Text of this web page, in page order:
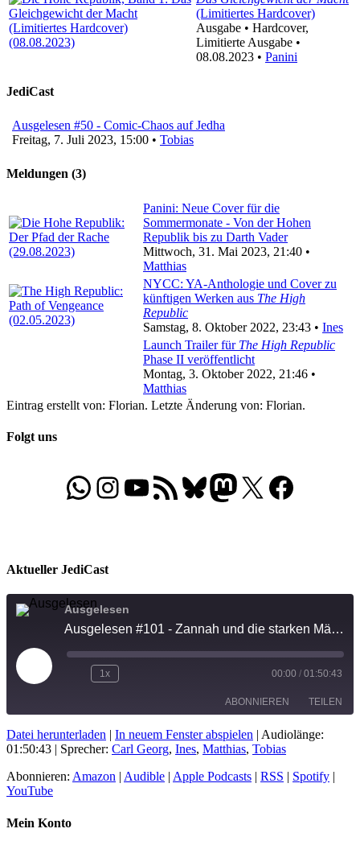
(Limitiertes Hardcover)
Ausgabe • Hardcover,
Limitierte Ausgabe •
08.08.2023 • Panini
JediCast
Ausgelesen #50 - Comic-Chaos auf Jedha
Freitag, 7. Juli 2023, 15:00 • Tobias
Meldungen (3)
Panini: Neue Cover für die
Sommermonate - Von der Hohen
Republik bis zu Darth Vader
Mittwoch, 31. Mai 2023, 21:40 •
Matthias
NYCC: YA-Anthologie und Cover zu
künftigen Werken aus The High
Republic
Samstag, 8. Oktober 2022, 23:43 • Ines
Launch Trailer für The High Republic
Phase II veröffentlicht
Montag, 3. Oktober 2022, 21:46 •
Matthias
Eintrag erstellt von: Florian. Letzte Änderung von: Florian.
Folgt uns
WhatsApp
Folgt uns auf Instagram
Besucht unseren YouTube-Kanal
RSS-FeedBluesky
Folgt uns auf Mastodon
X Folgt uns auf
Aktueller JediCast
Ausgelesen
Ausgelesen #101 - Zannah und die starken Männer
Play
Episode
1x 00:00 / 01:50:43
ABONNIEREN TEILEN
Amazon Audible
Apple Podcasts RSS
Spotify
RSS FEED
TEILEN
LINK
Datei herunterladen | In neuem Fenster abspielen | Audiolänge:
01:50:43 | Sprecher: Carl Georg, Ines, Matthias, Tobias
Abonnieren: Amazon | Audible | Apple Podcasts | RSS | Spotify |
YouTube
Mein Konto